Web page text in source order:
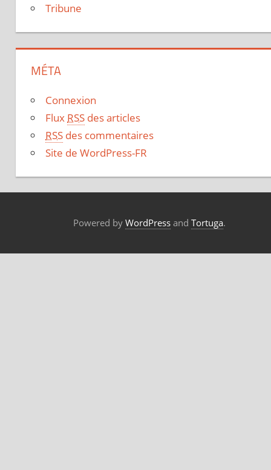
Tribune
MÉTA
Connexion
Flux RSS des articles
RSS des commentaires
Site de WordPress-FR
Powered by WordPressand Tortuga.